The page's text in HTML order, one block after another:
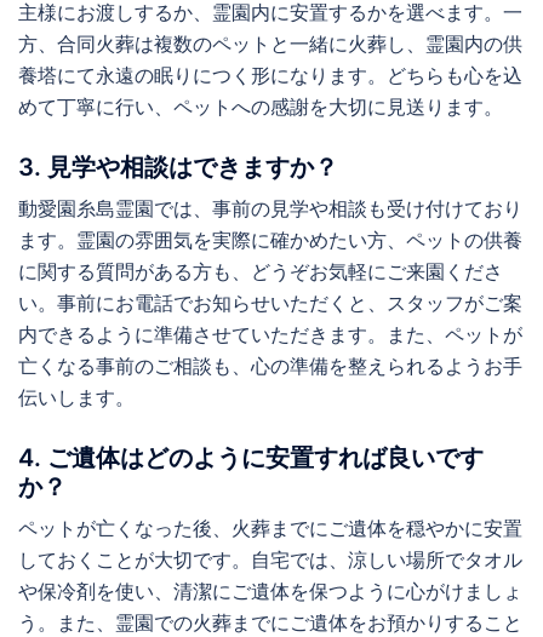
主様にお渡しするか、霊園内に安置するかを選べます。一
方、合同火葬は複数のペットと一緒に火葬し、霊園内の供
養塔にて永遠の眠りにつく形になります。どちらも心を込
めて丁寧に行い、ペットへの感謝を大切に見送ります。
3. 見学や相談はできますか？
動愛園糸島霊園では、事前の見学や相談も受け付けており
ます。霊園の雰囲気を実際に確かめたい方、ペットの供養
に関する質問がある方も、どうぞお気軽にご来園くださ
い。事前にお電話でお知らせいただくと、スタッフがご案
内できるように準備させていただきます。また、ペットが
亡くなる事前のご相談も、心の準備を整えられるようお手
伝いします。
4. ご遺体はどのように安置すれば良いです
か？
ペットが亡くなった後、火葬までにご遺体を穏やかに安置
しておくことが大切です。自宅では、涼しい場所でタオル
や保冷剤を使い、清潔にご遺体を保つように心がけましょ
う。また、霊園での火葬までにご遺体をお預かりすること